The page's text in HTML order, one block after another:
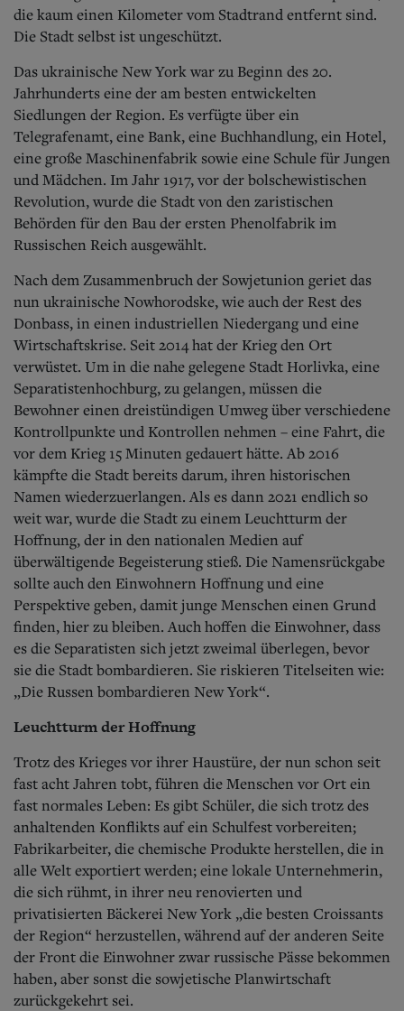
die kaum einen Kilometer vom Stadtrand entfernt sind.
Die Stadt selbst ist ungeschützt.
Das ukrainische New York war zu Beginn des 20.
Jahrhunderts eine der am besten entwickelten
Siedlungen der Region. Es verfügte über ein
Telegrafenamt, eine Bank, eine Buchhandlung, ein Hotel,
eine große Maschinenfabrik sowie eine Schule für Jungen
und Mädchen. Im Jahr 1917, vor der bolschewistischen
Revolution, wurde die Stadt von den zaristischen
Behörden für den Bau der ersten Phenolfabrik im
Russischen Reich ausgewählt.
Nach dem Zusammenbruch der Sowjetunion geriet das
nun ukrainische Nowhorodske, wie auch der Rest des
Donbass, in einen industriellen Niedergang und eine
Wirtschaftskrise. Seit 2014 hat der Krieg den Ort
verwüstet. Um in die nahe gelegene Stadt Horlivka, eine
Separatistenhochburg, zu gelangen, müssen die
Bewohner einen dreistündigen Umweg über verschiedene
Kontrollpunkte und Kontrollen nehmen – eine Fahrt, die
vor dem Krieg 15 Minuten gedauert hätte. Ab 2016
kämpfte die Stadt bereits darum, ihren historischen
Namen wiederzuerlangen. Als es dann 2021 endlich so
weit war, wurde die Stadt zu einem Leuchtturm der
Hoffnung, der in den nationalen Medien auf
überwältigende Begeisterung stieß. Die Namensrückgabe
sollte auch den Einwohnern Hoffnung und eine
Perspektive geben, damit junge Menschen einen Grund
finden, hier zu bleiben. Auch hoffen die Einwohner, dass
es die Separatisten sich jetzt zweimal überlegen, bevor
sie die Stadt bombardieren. Sie riskieren Titelseiten wie:
„Die Russen bombardieren New York“.
Leuchtturm der Hoffnung
Trotz des Krieges vor ihrer Haustüre, der nun schon seit
fast acht Jahren tobt, führen die Menschen vor Ort ein
fast normales Leben: Es gibt Schüler, die sich trotz des
anhaltenden Konflikts auf ein Schulfest vorbereiten;
Fabrikarbeiter, die chemische Produkte herstellen, die in
alle Welt exportiert werden; eine lokale Unternehmerin,
die sich rühmt, in ihrer neu renovierten und
privatisierten Bäckerei New York „die besten Croissants
der Region“ herzustellen, während auf der anderen Seite
der Front die Einwohner zwar russische Pässe bekommen
haben, aber sonst die sowjetische Planwirtschaft
zurückgekehrt sei.